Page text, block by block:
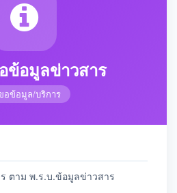
ข้อมูลข่าวสาร
ข้อมูล/บริการ
ตาม พ.ร.บ.ข้อมูลข่าวสาร